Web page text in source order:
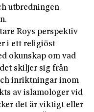
utbredningen
Roys perspektiv
i ett religiöst
okunskap om vad
skiljer sig från
inriktningar inom
av islamologer vid
det är viktigt eller